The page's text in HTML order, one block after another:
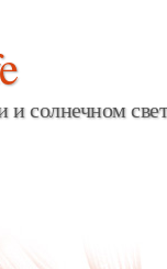
и солнечном